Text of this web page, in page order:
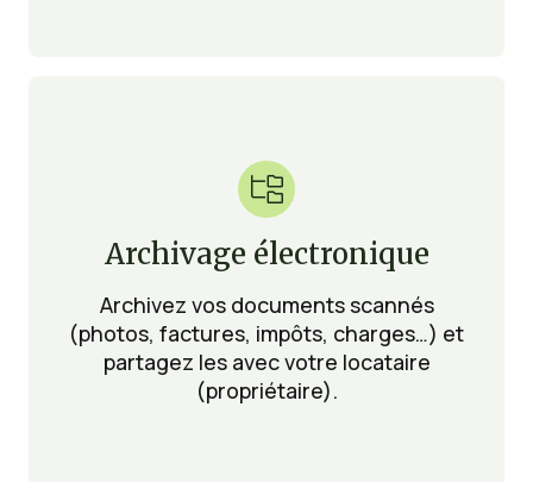

Archivage électronique
Archivez vos documents scannés
(photos, factures, impôts, charges…) et
partagez les avec votre locataire
(propriétaire).